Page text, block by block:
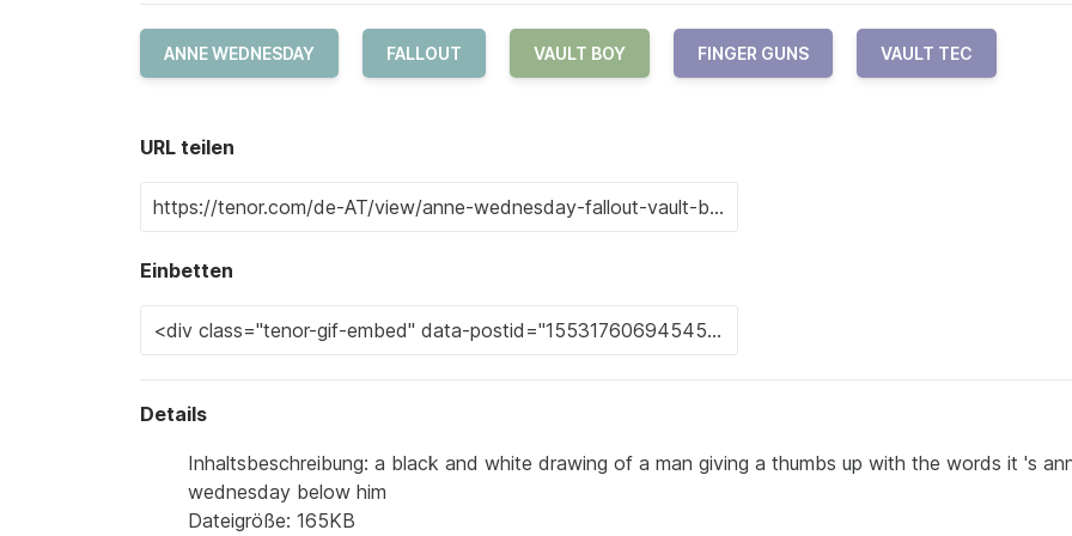
ANNE WEDNESDAY FALLOUT VAULT BOY FINGER GUNS VAULT TEC
URL teilen
Einbetten
Details
Inhaltsbeschreibung: a black and white drawing of a man giving a thumbs up with the words it 's
wednesday below him
Dateigröße: 165KB